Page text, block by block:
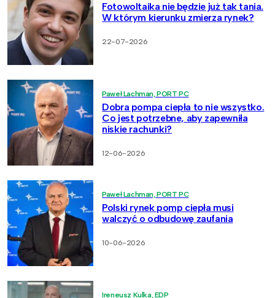
Fotowoltaika nie będzie już tak tania.
W którym kierunku zmierza rynek?
22-07-2026
Paweł Lachman, PORT PC
Dobra pompa ciepła to nie wszystko.
Co jest potrzebne, aby zapewniła
niskie rachunki?
12-06-2026
Paweł Lachman, PORT PC
Polski rynek pomp ciepła musi
walczyć o odbudowę zaufania
10-06-2026
Ireneusz Kulka, EDP